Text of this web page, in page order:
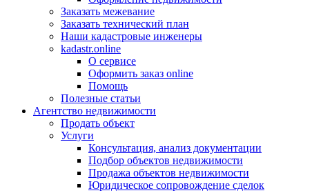
Заказать межевание
Заказать технический план
Наши кадастровые инженеры
kadastr.online
О сервисе
Оформить заказ online
Помощь
Полезные статьи
Агентство недвижимости
Продать объект
Услуги
Консультация, анализ документации
Подбор объектов недвижимости
Продажа объектов недвижимости
Юридическое сопровождение сделок